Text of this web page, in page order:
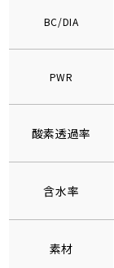
BC/DIA
PWR
酸素透過率
含水率
素材